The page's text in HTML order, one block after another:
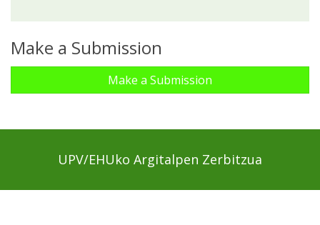
Make a Submission
Make a Submission
UPV/EHUko Argitalpen Zerbitzua